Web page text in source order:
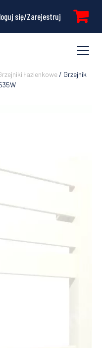
się/Zarejestruj
łazienkowe/ Grzejnik